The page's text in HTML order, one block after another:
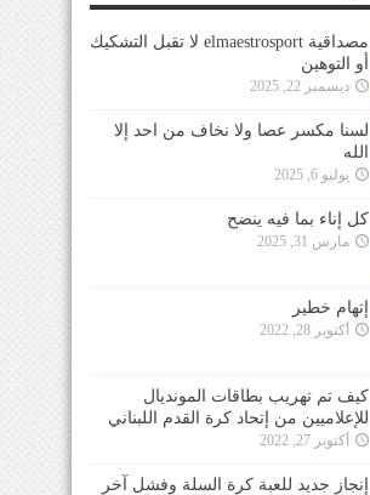
مصداقية elmaestrosport لا تقبل التشكيك
أو التوهين
ديسمبر 22, 2025
لسنا مكسر عصا ولا نخاف من احد إلا
الله
يوليو 6, 2025
كل إناء بما فيه ينضح
مارس 31, 2025
إتهام خطير
أكتوبر 28, 2022
كيف تم تهريب بطاقات المونديال
للإعلاميين من إتحاد كرة القدم اللبناني
أكتوبر 27, 2022
إنجاز جديد للعبة كرة السلة وفشل آخر